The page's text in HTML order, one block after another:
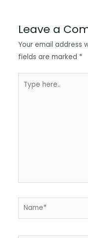
Leave a
Your email address
fields are marked *